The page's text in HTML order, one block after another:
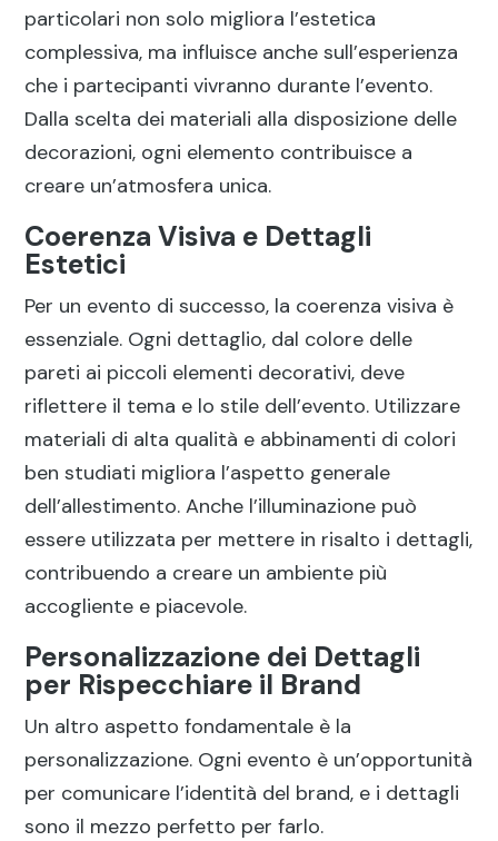
particolari non solo migliora l’estetica
complessiva, ma influisce anche sull’esperienza
che i partecipanti vivranno durante l’evento.
Dalla scelta dei materiali alla disposizione delle
decorazioni, ogni elemento contribuisce a
creare un’atmosfera unica.
Coerenza Visiva e Dettagli
Estetici
Per un evento di successo, la coerenza visiva è
essenziale. Ogni dettaglio, dal colore delle
pareti ai piccoli elementi decorativi, deve
riflettere il tema e lo stile dell’evento. Utilizzare
materiali di alta qualità e abbinamenti di colori
ben studiati migliora l’aspetto generale
dell’allestimento. Anche l’illuminazione può
essere utilizzata per mettere in risalto i dettagli,
contribuendo a creare un ambiente più
accogliente e piacevole.
Personalizzazione dei Dettagli
per Rispecchiare il Brand
Un altro aspetto fondamentale è la
personalizzazione. Ogni evento è un’opportunità
per comunicare l’identità del brand, e i dettagli
sono il mezzo perfetto per farlo.